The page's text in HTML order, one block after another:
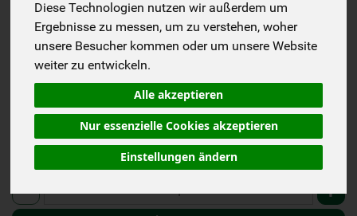
Diese Technologien nutzen wir außerdem um
Ergebnisse zu messen, um zu verstehen, woher
unsere Besucher kommen oder um unsere Website
weiter zu entwickeln.
Alle akzeptieren
Nur essenzielle Cookies akzeptieren
Einstellungen ändern
Weiling bioladen*
EG
FR-BIO-10
6,49 € / 250 g
(25,96 € / kg)
inkl. 7% MwSt.
250 g